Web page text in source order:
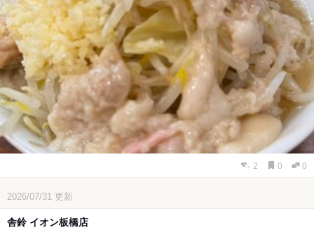
2 0 0
2026/07/31 更新
舎鈴 イオン板橋店